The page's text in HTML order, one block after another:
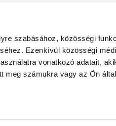
szabásához, közösségi
Ezenkívül közösségi
vonatkozó adatait,
meg számukra vagy az Ön